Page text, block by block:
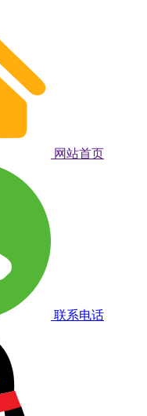
网站首页
联系电话